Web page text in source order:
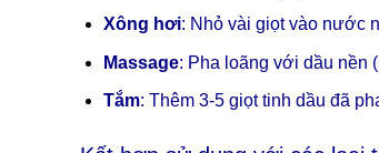
Xông hơi: Nhỏ vài giọt vào nước
Massage: Pha loãng với dầu nền
Tắm: Thêm 3-5 giọt tinh dầu đã